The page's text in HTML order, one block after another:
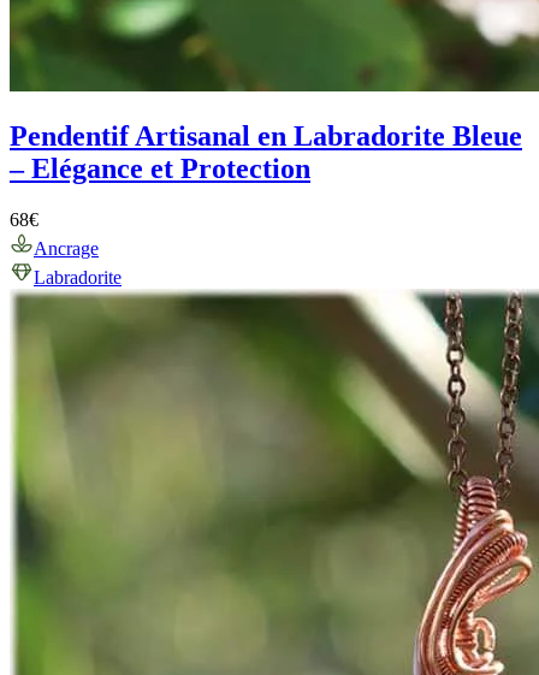
Pendentif Artisanal en Labradorite Bleue
– Elégance et Protection
68€
Ancrage
Labradorite